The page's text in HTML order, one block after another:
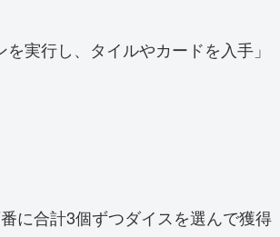
実行し、タイルやカードを入手」
に合計3個ずつダイスを選んで獲得